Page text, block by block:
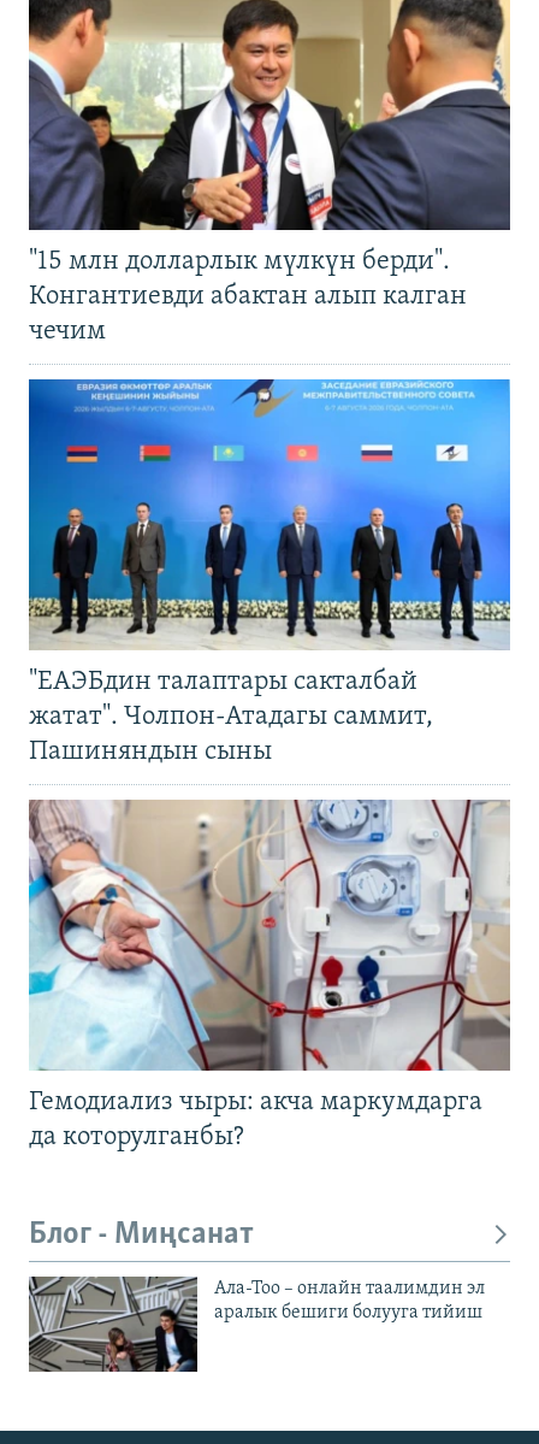
"15 млн долларлык мүлкүн берди".
Конгантиевди абактан алып калган
чечим
"ЕАЭБдин талаптары сакталбай
жатат". Чолпон-Атадагы саммит,
Пашиняндын сыны
Гемодиализ чыры: акча маркумдарга
да которулганбы?
Блог - Миңсанат
Ала-Тоо – онлайн таалимдин эл
аралык бешиги болууга тийиш